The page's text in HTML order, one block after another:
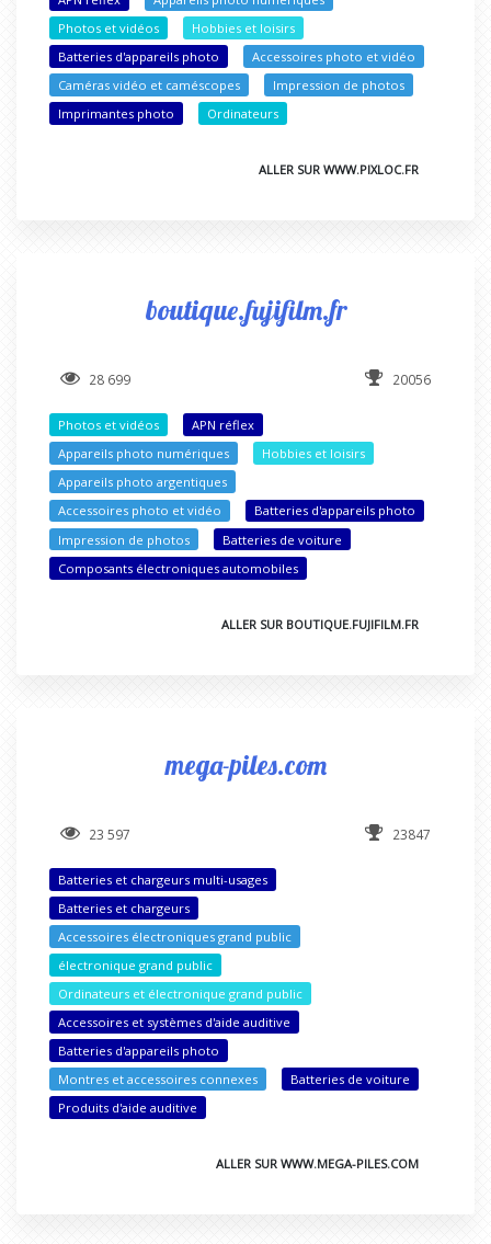
Photos et vidéos
Hobbies et loisirs
Batteries d'appareils photo
Accessoires photo et vidéo
Caméras vidéo et caméscopes
Impression de photos
Imprimantes photo
Ordinateurs
ALLER SUR WWW.PIXLOC.FR
boutique.fujifilm.fr
28 699 20056
Photos et vidéos
APN réflex
Appareils photo numériques
Hobbies et loisirs
Appareils photo argentiques
Accessoires photo et vidéo
Batteries d'appareils photo
Impression de photos
Batteries de voiture
Composants électroniques automobiles
ALLER SUR BOUTIQUE.FUJIFILM.FR
mega-piles.com
23 597 23847
Batteries et chargeurs multi-usages
Batteries et chargeurs
Accessoires électroniques grand public
électronique grand public
Ordinateurs et électronique grand public
Accessoires et systèmes d'aide auditive
Batteries d'appareils photo
Montres et accessoires connexes
Batteries de voiture
Produits d'aide auditive
ALLER SUR WWW.MEGA-PILES.COM